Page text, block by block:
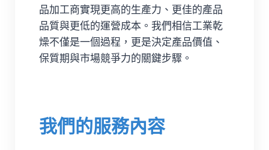
品加工商實現更高的生產力、更佳的產品
品質與更低的運營成本。我們相信工業乾
燥不僅是一個過程，更是決定產品價值、
保質期與市場競爭力的關鍵步驟。
我們的服務內容